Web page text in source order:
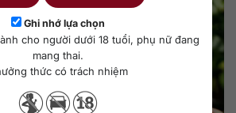
Ghi nhớ lựa chọn
cho người dưới 18 tuổi, phụ nữ đang
mang thai.
thức có trách nhiệm